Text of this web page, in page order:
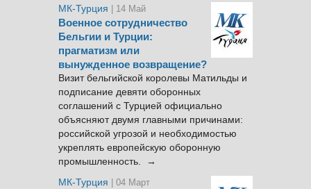
МК-Турция | 14 Май
Военное сотрудничество
Бельгии и Турции:
прагматизм или
вынужденное возвращение?
Визит бельгийской королевы Матильды и
подписание девяти оборонных
соглашений с Турцией официально
объясняют двумя главными причинами:
российской угрозой и необходимостью
укреплять европейскую оборонную
промышленность. →
МК-Турция
| 04 Март